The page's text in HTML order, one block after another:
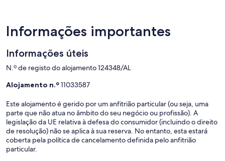
Informações importantes
Informações úteis
N.º de registo do alojamento 124348/AL
Alojamento n.º11033587
Este alojamento é gerido por um anfitrião particular (ou seja, uma
parte que não atua no âmbito do seu negócio ou profissão). A
legislação da UE relativa à defesa do consumidor (incluindo o direito
de resolução) não se aplica à sua reserva. No entanto, esta estará
coberta pela política de cancelamento definida pelo anfitrião
particular.